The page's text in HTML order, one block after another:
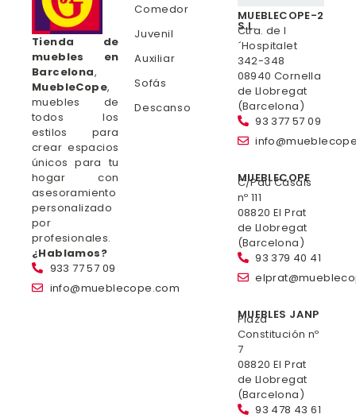
Tienda de
muebles en
Barcelona,
MuebleCope,
muebles de
todos los
estilos para
crear espacios
únicos para tu
hogar con
asesoramiento
personalizado
por
profesionales.
¿Hablamos?
933 77 57 09
info@mueblecope.com
Comedor
Juvenil
Auxiliar
Sofás
Descanso
MUEBLECOPE-2
S.L.
Ctra. de l
´Hospitalet
342-348
08940 Cornella
de Llobregat
(Barcelona)
93 377 57 09
MUEBLECOPE
C/Pau Casals
nº 111
08820 El Prat
de Llobregat
(Barcelona)
93 379 40 41
MUEBLES JANP
Plaza
Constitución nº
7
08820 El Prat
de Llobregat
(Barcelona)
93 478 43 61